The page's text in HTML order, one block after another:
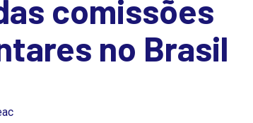
comissões
no Brasil